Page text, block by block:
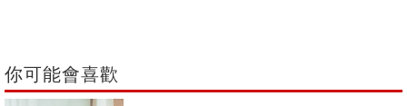
你可能會喜歡